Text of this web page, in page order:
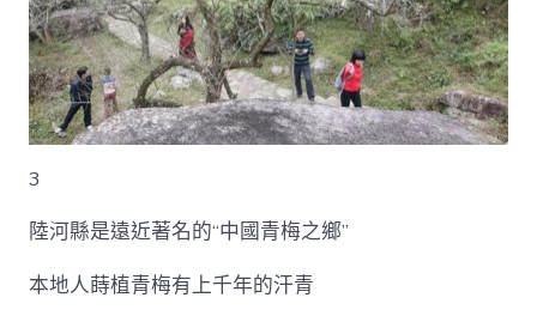
3
陸河縣是遠近著名的“中國青梅之鄉”
本地人蒔植青梅有上千年的汗青